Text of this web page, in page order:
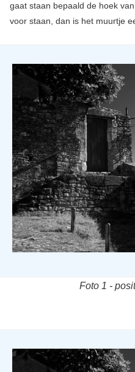
gaat staan bepaald de hoek
voor staan, dan is het muurtje
Foto 1 -